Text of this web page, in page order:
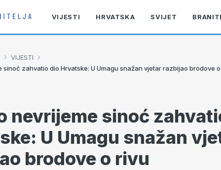
VIJESTI HRVATSKA SVIJET
› VIJESTI ›
sinoć zahvatio dio Hrvatske: U Umagu snažan vjetar razbijao brodove
nevrijeme sinoć
U Umagu snažan
brodove o rivu